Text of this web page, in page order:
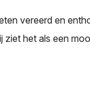
vereerd en
het als een